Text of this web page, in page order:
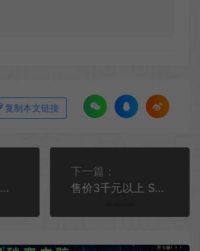
复制本文链接
《辐射76》贝塞斯达游戏工作室日前发布“晶光深渊”更新
下一篇：
售价3千元以上 Switch2将于明年6/7月发售